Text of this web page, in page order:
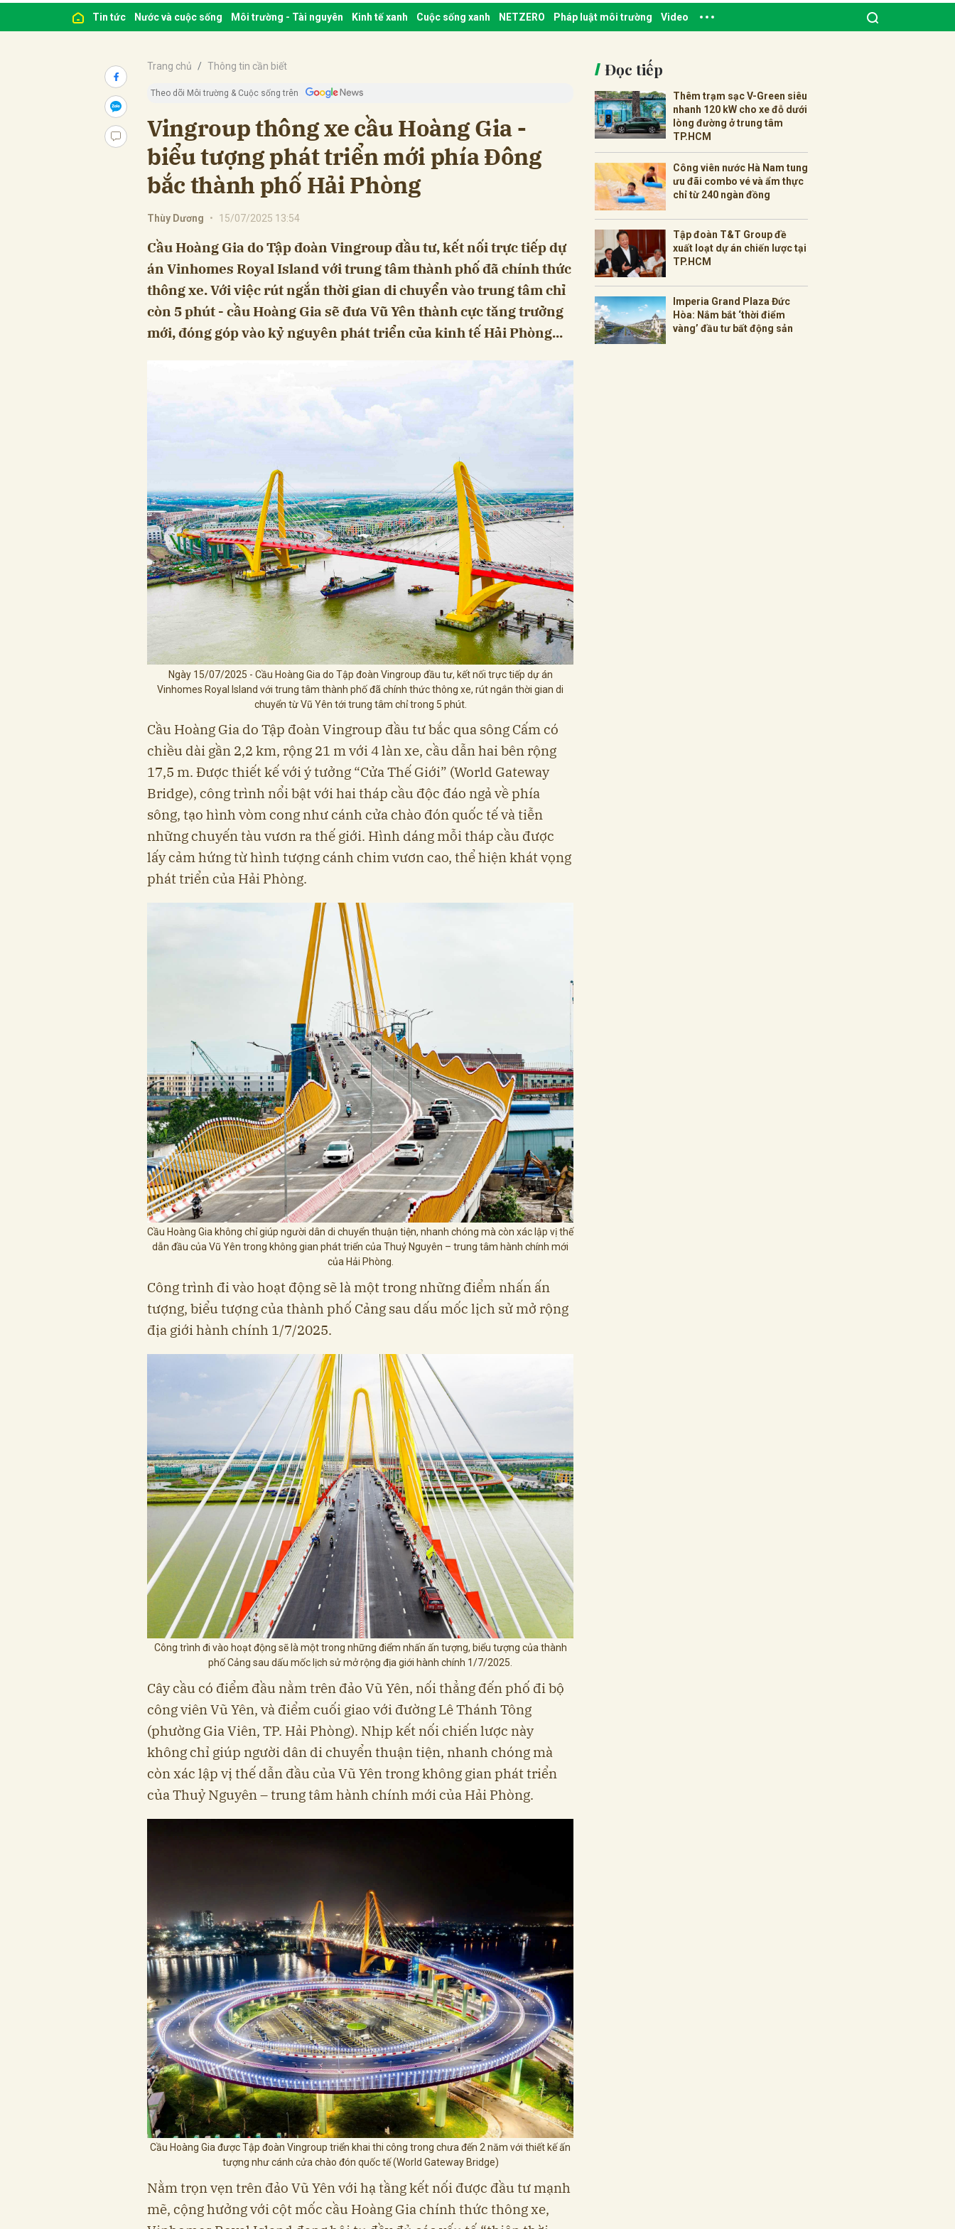
Tin tức Nước và cuộc sống Môi trường - Tài nguyên Kinh tế xanh Cuộc sống xanh NETZERO Pháp luật môi trường Video
Trang chủ Thông tin cần biết
Theo dõi Môi trường & Cuộc sống trên
Vingroup thông xe cầu Hoàng Gia -
biểu tượng phát triển mới phía Đông
bắc thành phố Hải Phòng
Thùy Dương • 15/07/2025 13:54
Cầu Hoàng Gia do Tập đoàn Vingroup đầu tư, kết nối trực tiếp dự
án Vinhomes Royal Island với trung tâm thành phố đã chính thức
thông xe. Với việc rút ngắn thời gian di chuyển vào trung tâm chỉ
còn 5 phút - cầu Hoàng Gia sẽ đưa Vũ Yên thành cực tăng trưởng
mới, đóng góp vào kỷ nguyên phát triển của kinh tế Hải Phòng...
Ngày 15/07/2025 - Cầu Hoàng Gia do Tập đoàn Vingroup đầu tư, kết nối trực tiếp dự án
Vinhomes Royal Island với trung tâm thành phố đã chính thức thông xe, rút ngắn thời gian di
chuyển từ Vũ Yên tới trung tâm chỉ trong 5 phút.
Cầu Hoàng Gia do Tập đoàn Vingroup đầu tư bắc qua sông Cấm có
chiều dài gần 2,2 km, rộng 21 m với 4 làn xe, cầu dẫn hai bên rộng
17,5 m. Được thiết kế với ý tưởng “Cửa Thế Giới” (World Gateway
Bridge), công trình nổi bật với hai tháp cầu độc đáo ngả về phía
sông, tạo hình vòm cong như cánh cửa chào đón quốc tế và tiễn
những chuyến tàu vươn ra thế giới. Hình dáng mỗi tháp cầu được
lấy cảm hứng từ hình tượng cánh chim vươn cao, thể hiện khát vọng
phát triển của Hải Phòng.
Cầu Hoàng Gia không chỉ giúp người dân di chuyển thuận tiện, nhanh chóng mà còn xác lập vị thế
dẫn đầu của Vũ Yên trong không gian phát triển của Thuỷ Nguyên – trung tâm hành chính mới
của Hải Phòng.
Công trình đi vào hoạt động sẽ là một trong những điểm nhấn ấn
tượng, biểu tượng của thành phố Cảng sau dấu mốc lịch sử mở rộng
địa giới hành chính 1/7/2025.
Công trình đi vào hoạt động sẽ là một trong những điểm nhấn ấn tượng, biểu tượng của thành
phố Cảng sau dấu mốc lịch sử mở rộng địa giới hành chính 1/7/2025.
Cây cầu có điểm đầu nằm trên đảo Vũ Yên, nối thẳng đến phố đi bộ
công viên Vũ Yên, và điểm cuối giao với đường Lê Thánh Tông
(phường Gia Viên, TP. Hải Phòng). Nhịp kết nối chiến lược này
không chỉ giúp người dân di chuyển thuận tiện, nhanh chóng mà
còn xác lập vị thế dẫn đầu của Vũ Yên trong không gian phát triển
của Thuỷ Nguyên – trung tâm hành chính mới của Hải Phòng.
Cầu Hoàng Gia được Tập đoàn Vingroup triển khai thi công trong chưa đến 2 năm với thiết kế ấn
tượng như cánh cửa chào đón quốc tế (World Gateway Bridge)
Nằm trọn vẹn trên đảo Vũ Yên với hạ tầng kết nối được đầu tư mạnh
mẽ, cộng hưởng với cột mốc cầu Hoàng Gia chính thức thông xe,
Đọc tiếp
Thêm trạm sạc V-Green siêu
nhanh 120 kW cho xe đỗ dưới
lòng đường ở trung tâm
TP.HCM
Công viên nước Hà Nam tung
ưu đãi combo vé và ẩm thực
chỉ từ 240 ngàn đồng
Tập đoàn T&T Group đề
xuất loạt dự án chiến lược tại
TP.HCM
Imperia Grand Plaza Đức
Hòa: Nắm bắt ‘thời điểm
vàng’ đầu tư bất động sản